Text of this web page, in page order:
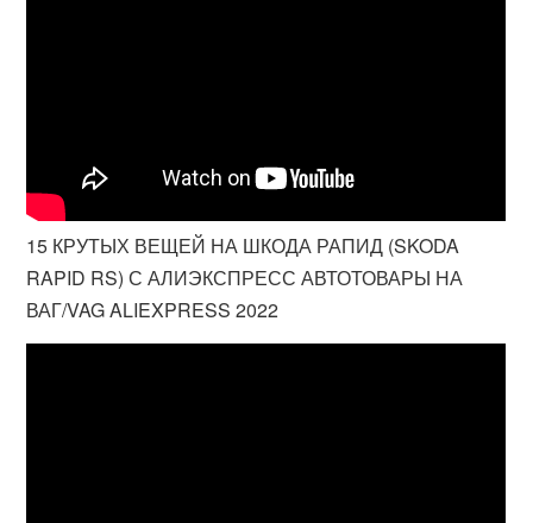
15 КРУТЫХ ВЕЩЕЙ НА ШКОДА РАПИД (SKODA
RAPID RS) С АЛИЭКСПРЕСС АВТОТОВАРЫ НА
ВАГ/VAG ALIEXPRESS 2022